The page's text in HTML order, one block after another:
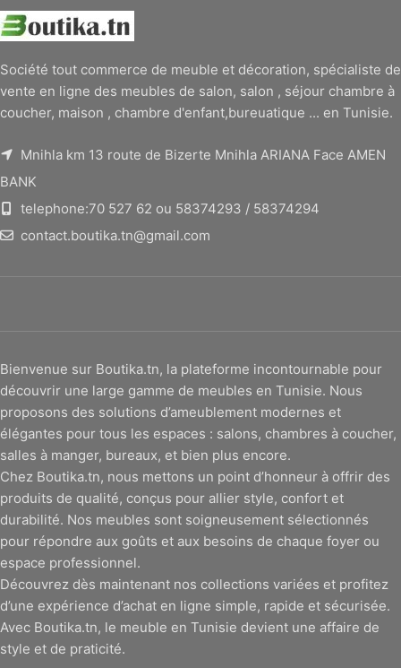
Société tout commerce de meuble et décoration, spécialiste de
vente en ligne des meubles de salon, salon , séjour chambre à
coucher, maison , chambre d'enfant,bureuatique ... en Tunisie.
Mnihla km 13 route de Bizerte Mnihla ARIANA Face AMEN
BANK
telephone:70 527 62 ou 58374293 / 58374294
contact.boutika.tn@gmail.com
Bienvenue sur Boutika.tn, la plateforme incontournable pour
découvrir une large gamme de meubles en Tunisie. Nous
proposons des solutions d’ameublement modernes et
élégantes pour tous les espaces : salons, chambres à coucher,
salles à manger, bureaux, et bien plus encore.
Chez Boutika.tn, nous mettons un point d’honneur à offrir des
produits de qualité, conçus pour allier style, confort et
durabilité. Nos meubles sont soigneusement sélectionnés
pour répondre aux goûts et aux besoins de chaque foyer ou
espace professionnel.
Découvrez dès maintenant nos collections variées et profitez
d’une expérience d’achat en ligne simple, rapide et sécurisée.
Avec Boutika.tn, le meuble en Tunisie devient une affaire de
style et de praticité.